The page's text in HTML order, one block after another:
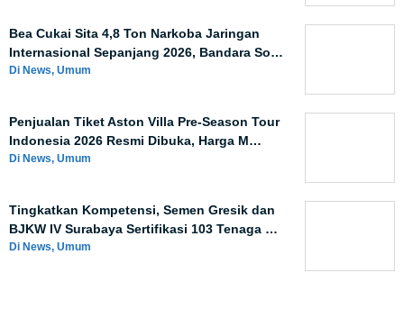
Bea Cukai Sita 4,8 Ton Narkoba Jaringan
Internasional Sepanjang 2026, Bandara So…
Di News, Umum
Penjualan Tiket Aston Villa Pre-Season Tour
Indonesia 2026 Resmi Dibuka, Harga M…
Di News, Umum
Tingkatkan Kompetensi, Semen Gresik dan
BJKW IV Surabaya Sertifikasi 103 Tenaga …
Di News, Umum